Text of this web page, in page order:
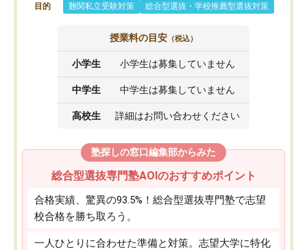
目的 難関私立受験対策 総合型選抜・学校推薦型選抜対策
授業料の目安 （税込）
小学生 小学生は募集していません
中学生 中学生は募集していません
高校生 詳細はお問い合わせください
塾探しの窓口編集部からみた
総合型選抜専門塾AOIのおすすめポイント
合格実績、驚異の93.5%！総合型選抜専門塾で志望
校合格を勝ち取ろう。
一人ひとりに合わせた準備と対策。志望大学に特化